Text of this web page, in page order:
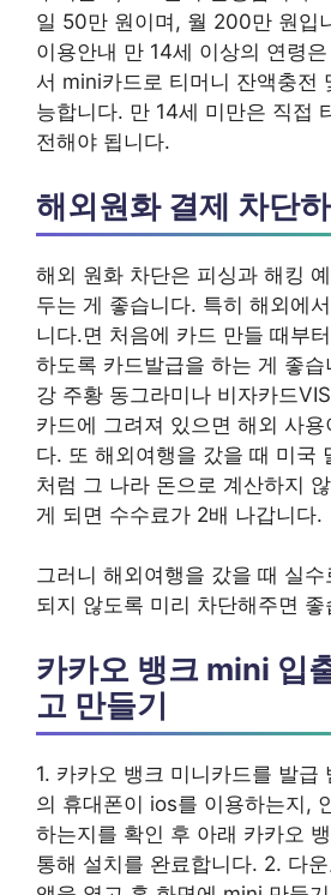
일 50만 원이며, 월 200만 원입
이용안내 만 14세 이상의 연령
서 mini카드로 티머니 잔액충전
능합니다. 만 14세 미만은 직접
전해야 됩니다.
해외원화 결제 차단
해외 원화 차단은 피싱과 해킹
두는 게 좋습니다. 특히 해외에
니다.면 처음에 카드 만들 때부
하도록 카드발급을 하는 게 좋
강 주황 동그라미나 비자카드
카드에 그려져 있으면 해외 사
다. 또 해외여행을 갔을 때 미국
처럼 그 나라 돈으로 계산하지
게 되면 수수료가 2배 나갑니다.
그러니 해외여행을 갔을 때 실
되지 않도록 미리 차단해주면 좋
카카오 뱅크 mini 입
고 만들기
1. 카카오 뱅크 미니카드를 발급
의 휴대폰이 ios를 이용하는지,
하는지를 확인 후 아래 카카오
통해 설치를 완료합니다. 2. 다